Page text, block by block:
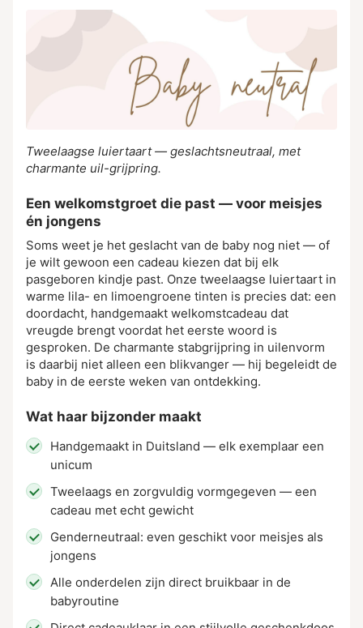
Tweelaagse luiertaart — geslachtsneutraal, met
charmante uil-grijpring.
Een welkomstgroet die past — voor meisjes
én jongens
Soms weet je het geslacht van de baby nog niet — of
je wilt gewoon een cadeau kiezen dat bij elk
pasgeboren kindje past. Onze tweelaagse luiertaart in
warme lila- en limoengroene tinten is precies dat: een
doordacht, handgemaakt welkomstcadeau dat
vreugde brengt voordat het eerste woord is
gesproken. De charmante stabgrijpring in uilenvorm
is daarbij niet alleen een blikvanger — hij begeleidt de
baby in de eerste weken van ontdekking.
Wat haar bijzonder maakt
Handgemaakt in Duitsland — elk exemplaar een
unicum
Tweelaags en zorgvuldig vormgegeven — een
cadeau met echt gewicht
Genderneutraal: even geschikt voor meisjes als
jongens
Alle onderdelen zijn direct bruikbaar in de
babyroutine